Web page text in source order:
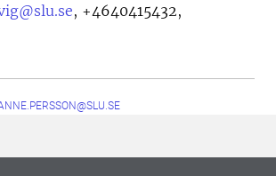
, +4640415432,